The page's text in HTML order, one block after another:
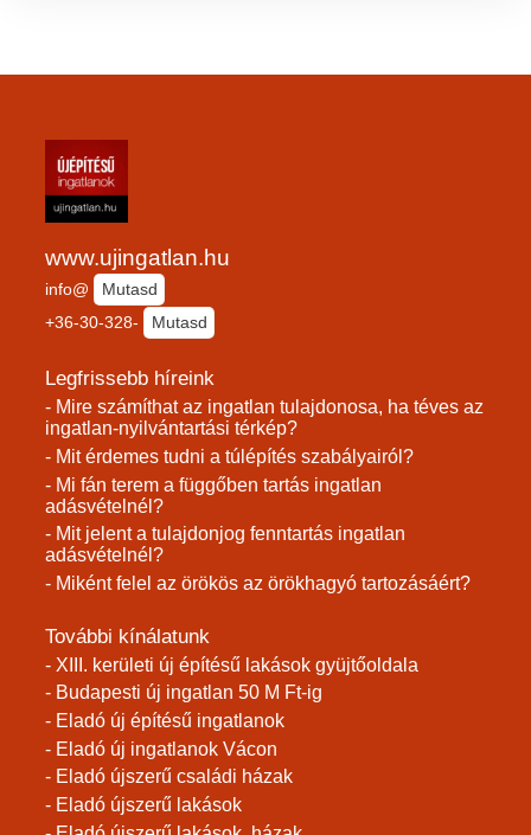
www.ujingatlan.hu
info@
Mutasd
+36-30-328-
Mutasd
Legfrissebb híreink
- Mire számíthat az ingatlan tulajdonosa, ha téves az
ingatlan-nyilvántartási térkép?
- Mit érdemes tudni a túlépítés szabályairól?
- Mi fán terem a függőben tartás ingatlan
adásvételnél?
- Mit jelent a tulajdonjog fenntartás ingatlan
adásvételnél?
- Miként felel az örökös az örökhagyó tartozásáért?
További kínálatunk
- XIII. kerületi új építésű lakások gyüjtőoldala
- Budapesti új ingatlan 50 M Ft-ig
- Eladó új építésű ingatlanok
- Eladó új ingatlanok Vácon
- Eladó újszerű családi házak
- Eladó újszerű lakások